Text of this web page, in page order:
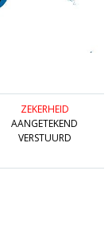
ZEKERHEID
AANGETEKEND
VERSTUURD